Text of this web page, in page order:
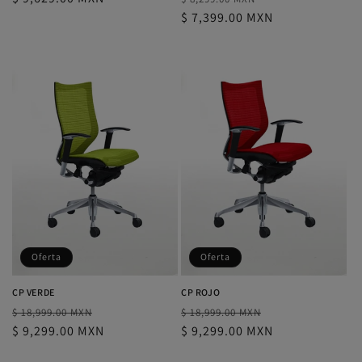
habitual
de
$ 7,399.00 MXN
Oferta
CP VERDE
Precio
habitual
$ 18,999.00 MXN
de
$ 9,299.00 MXN
Oferta
CP ROJO
Precio
habitual
$ 18,999.00 MXN
de
$ 9,299.00 MXN